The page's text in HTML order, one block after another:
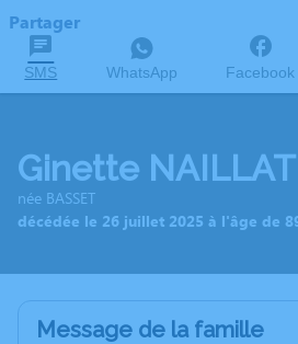
Partager
SMS WhatsApp Facebook
Ginette NAILLAT
née BASSET
décédée le 26 juillet 2025 à l'âge de
Message de la famille